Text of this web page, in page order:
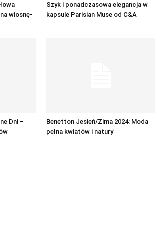
wiosnę-
Szyk i ponadczasowa elegancja w
kapsule Parisian Muse od C&A
Dni –
Benetton Jesień/Zima 2024: Moda
pełna kwiatów i natury